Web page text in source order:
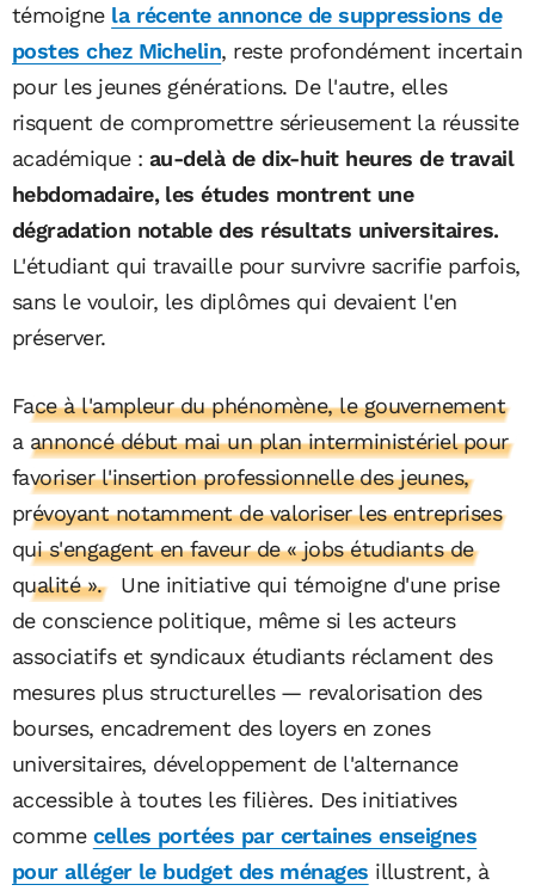
témoigne la récente annonce de suppressions de
postes chez Michelin, reste profondément incertain
pour les jeunes générations. De l'autre, elles
risquent de compromettre sérieusement la réussite
académique : au-delà de dix-huit heures de travail
hebdomadaire, les études montrent une
dégradation notable des résultats universitaires.
L'étudiant qui travaille pour survivre sacrifie parfois,
sans le vouloir, les diplômes qui devaient l'en
préserver.
Face à l'ampleur du phénomène, le gouvernement
a annoncé début mai un plan interministériel pour
favoriser l'insertion professionnelle des jeunes,
prévoyant notamment de valoriser les entreprises
qui s'engagent en faveur de « jobs étudiants de
qualité ».
Une initiative qui témoigne d'une prise
de conscience politique, même si les acteurs
associatifs et syndicaux étudiants réclament des
mesures plus structurelles — revalorisation des
bourses, encadrement des loyers en zones
universitaires, développement de l'alternance
accessible à toutes les filières. Des initiatives
comme celles portées par certaines enseignes
pour alléger le budget des ménages illustrent, à